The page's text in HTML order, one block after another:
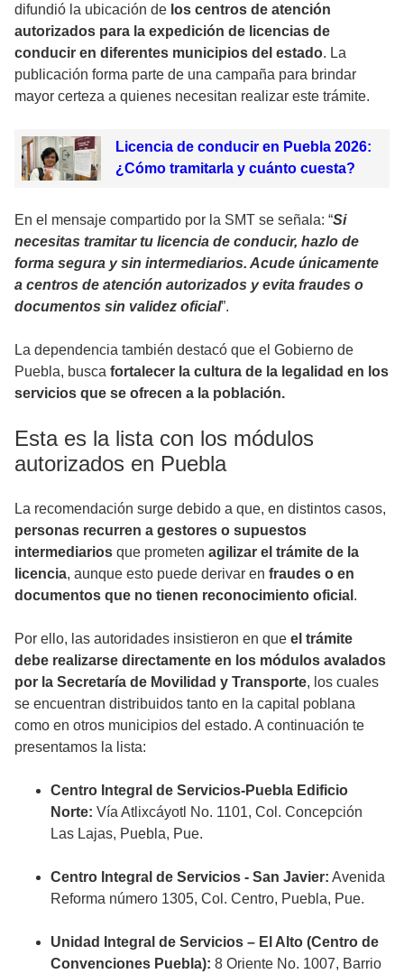
difundió la ubicación de los centros de atención
autorizados para la expedición de licencias de
conducir en diferentes municipios del estado. La
publicación forma parte de una campaña para brindar
mayor certeza a quienes necesitan realizar este trámite.
Licencia de conducir en Puebla 2026:
¿Cómo tramitarla y cuánto cuesta?
En el mensaje compartido por la SMT se señala: “Si
necesitas tramitar tu licencia de conducir, hazlo de
forma segura y sin intermediarios. Acude únicamente
a centros de atención autorizados y evita fraudes o
documentos sin validez oficial”.
La dependencia también destacó que el Gobierno de
Puebla, busca fortalecer la cultura de la legalidad en los
servicios que se ofrecen a la población.
Esta es la lista con los módulos
autorizados en Puebla
La recomendación surge debido a que, en distintos casos,
personas recurren a gestores o supuestos
intermediarios que prometen agilizar el trámite de la
licencia, aunque esto puede derivar en fraudes o en
documentos que no tienen reconocimiento oficial .
Por ello, las autoridades insistieron en que el trámite
debe realizarse directamente en los módulos avalados
por la Secretaría de Movilidad y Transporte, los cuales
se encuentran distribuidos tanto en la capital poblana
como en otros municipios del estado. A continuación te
presentamos la lista:
Centro Integral de Servicios-Puebla Edificio
Norte: Vía Atlixcáyotl No. 1101, Col. Concepción
Las Lajas, Puebla, Pue.
Centro Integral de Servicios - San Javier: Avenida
Reforma número 1305, Col. Centro, Puebla, Pue.
Unidad Integral de Servicios – El Alto (Centro de
Convenciones Puebla): 8 Oriente No. 1007, Barrio